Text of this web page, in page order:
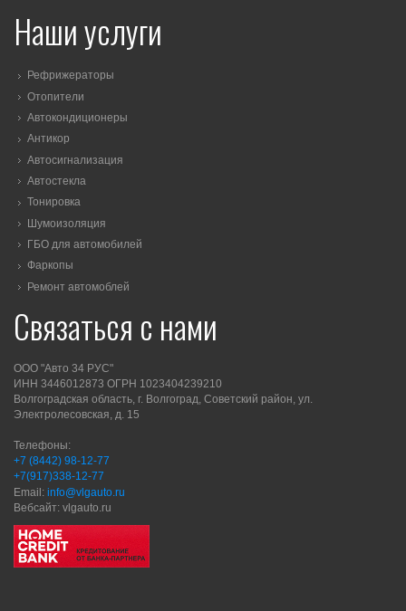
Наши услуги
Рефрижераторы
Отопители
Автокондиционеры
Антикор
Автосигнализация
Автостекла
Тонировка
Шумоизоляция
ГБО для автомобилей
Фаркопы
Ремонт автомоблей
Связаться с нами
ООО "Авто 34 РУС"
ИНН 3446012873 ОГРН 1023404239210
Волгоградская область, г. Волгоград, Советский район, ул.
Электролесовская, д. 15
Телефоны:
+7 (8442) 98-12-77
+7(917)338-12-77
Email: info@vlgauto.ru
Вебсайт: vlgauto.ru